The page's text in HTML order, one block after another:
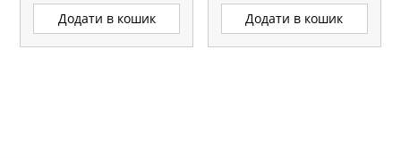
Додати в кошик Додати в кошик